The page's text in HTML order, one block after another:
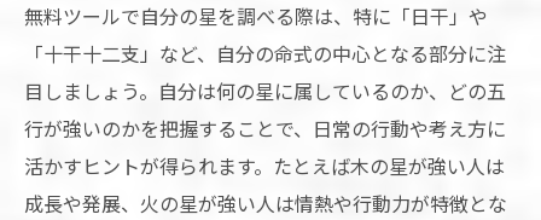
無料ツールで自分の星を調べる際は、特に「日干」や
「十干十二支」など、自分の命式の中心となる部分に注
目しましょう。自分は何の星に属しているのか、どの五
行が強いのかを把握することで、日常の行動や考え方に
活かすヒントが得られます。たとえば木の星が強い人は
成長や発展、火の星が強い人は情熱や行動力が特徴とな